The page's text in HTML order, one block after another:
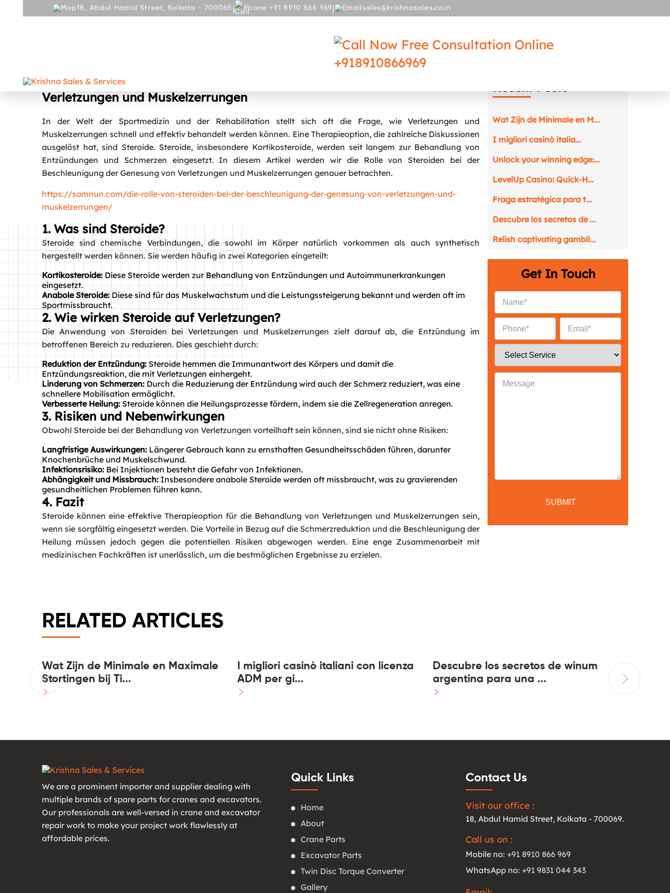
18, Abdul Hamid Street, Kolkata - 700069.| Phone +91 8910 866 969 | sales@krishnasales.co.in
Free Consultation Online
+918910866969
Name*
Service
Die Rolle von Steroiden bei der Beschleunigung der Genesung von
Verletzungen und Muskelzerrungen
In der Welt der Sportmedizin und der Rehabilitation stellt sich oft die Frage, wie Verletzungen und
Muskelzerrungen schnell und effektiv behandelt werden können. Eine Therapieoption, die zahlreiche Diskussionen
ausgelöst hat, sind Steroide. Steroide, insbesondere Kortikosteroide, werden seit langem zur Behandlung von
Entzündungen und Schmerzen eingesetzt. In diesem Artikel werden wir die Rolle von Steroiden bei der
Beschleunigung der Genesung von Verletzungen und Muskelzerrungen genauer betrachten.
https://samnun.com/die-rolle-von-steroiden-bei-der-beschleunigung-der-genesung-von-verletzungen-und-
muskelzerrungen/
1. Was sind Steroide?
Steroide sind chemische Verbindungen, die sowohl im Körper natürlich vorkommen als auch synthetisch
hergestellt werden können. Sie werden häufig in zwei Kategorien eingeteilt:
Kortikosteroide:Diese Steroide werden zur Behandlung von Entzündungen und Autoimmunerkrankungen
eingesetzt.
Anabole Steroide: Diese sind für das Muskelwachstum und die Leistungssteigerung bekannt und werden oft im
Sportmissbraucht.
2. Wie wirken Steroide auf Verletzungen?
Die Anwendung von Steroiden bei Verletzungen und Muskelzerrungen zielt darauf ab, die Entzündung im
betroffenen Bereich zu reduzieren. Dies geschieht durch:
Reduktion der Entzündung: Steroide hemmen die Immunantwort des Körpers und damit die
Entzündungsreaktion, die mit Verletzungen einhergeht.
Linderung von Schmerzen: Durch die Reduzierung der Entzündung wird auch der Schmerz reduziert, was eine
schnellere Mobilisation ermöglicht.
Verbesserte Heilung: Steroide können die Heilungsprozesse fördern, indem sie die Zellregeneration anregen.
3. Risiken und Nebenwirkungen
Obwohl Steroide bei der Behandlung von Verletzungen vorteilhaft sein können, sind sie nicht ohne Risiken:
Langfristige Auswirkungen: Längerer Gebrauch kann zu ernsthaften Gesundheitsschäden führen, darunter
Knochenbrüche und Muskelschwund.
Infektionsrisiko: Bei Injektionen besteht die Gefahr von Infektionen.
Abhängigkeit und Missbrauch: Insbesondere anabole Steroide werden oft missbraucht, was zu gravierenden
gesundheitlichen Problemen führen kann.
4. Fazit
Steroide können eine effektive Therapieoption für die Behandlung von Verletzungen und Muskelzerrungen sein,
wenn sie sorgfältig eingesetzt werden. Die Vorteile in Bezug auf die Schmerzreduktion und die Beschleunigung der
Heilung müssen jedoch gegen die potentiellen Risiken abgewogen werden. Eine enge Zusammenarbeit mit
medizinischen Fachkräften ist unerlässlich, um die bestmöglichen Ergebnisse zu erzielen.
Recent Posts
Wat Zijn de Minimale en M...
I migliori casinò italia...
Unlock your winning edge:...
LevelUp Casino: Quick‑H...
Fraga estratégica para t...
Descubre los secretos de ...
Relish captivating gambli...
Get In Touch
RELATED ARTICLES
andWat Zijn de Minimale en Maximale
Stortingen bij Ti...
I migliori casinò italiani con licenza
ADM per gi...
Descubre los secretos de winum
argentina para una ...
Relish
We are a prominent importer and supplier dealing with
multiple brands of spare parts for cranes and excavators.
Our professionals are well-versed in crane and excavator
repair work to make your project work flawlessly at
affordable prices.
Quick Links
Home
About
Crane Parts
Excavator Parts
Twin Disc Torque Converter
Gallery
Contact Us
Visit our office :
18, Abdul Hamid Street, Kolkata - 700069.
Call us on :
Mobile no: +91 8910 866 969
WhatsApp no: +91 9831 044 343